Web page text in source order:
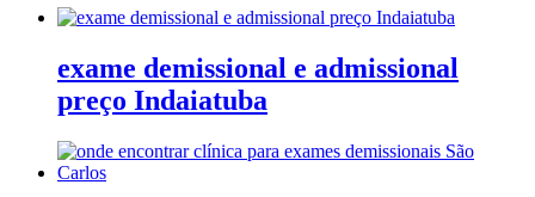
exame demissional e admissional
preço Indaiatuba